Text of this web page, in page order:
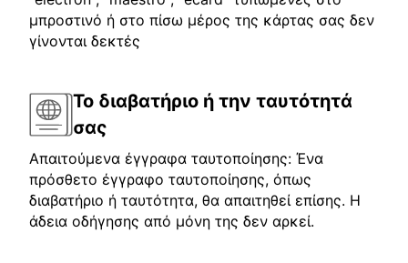
μπροστινό ή στο πίσω μέρος της κάρτας σας δεν
γίνονται δεκτές
Το διαβατήριο ή την ταυτότητά
σας
Απαιτούμενα έγγραφα ταυτοποίησης: Ένα
πρόσθετο έγγραφο ταυτοποίησης, όπως
διαβατήριο ή ταυτότητα, θα απαιτηθεί επίσης. Η
άδεια οδήγησης από μόνη της δεν αρκεί.